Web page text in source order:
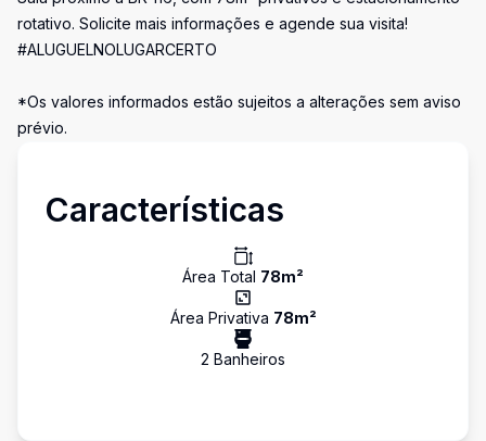
rotativo. Solicite mais informações e agende sua visita!
#ALUGUELNOLUGARCERTO
*Os valores informados estão sujeitos a alterações sem aviso
prévio.
Características
Área Total 78m²
Área Privativa 78m²
2 Banheiros